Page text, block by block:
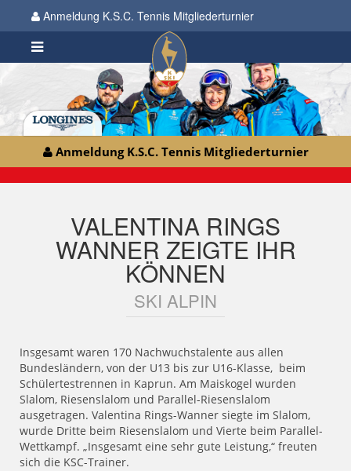
Anmeldung K.S.C. Tennis Mitgliederturnier
Anmeldung K.S.C. Tennis Mitgliederturnier
VALENTINA RINGS
WANNER ZEIGTE IHR
KÖNNEN
SKI ALPIN
Insgesamt waren 170 Nachwuchstalente aus allen
Bundesländern, von der U13 bis zur U16-Klasse, beim
Schülertestrennen in Kaprun. Am Maiskogel wurden
Slalom, Riesenslalom und Parallel-Riesenslalom
ausgetragen. Valentina Rings-Wanner siegte im Slalom,
wurde Dritte beim Riesenslalom und Vierte beim Parallel-
Wettkampf. „Insgesamt eine sehr gute Leistung,“ freuten
sich die KSC-Trainer.